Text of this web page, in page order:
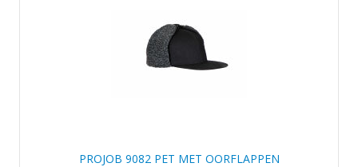
PROJOB 9082 PET MET OORFLAPPEN